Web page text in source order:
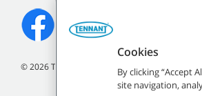
©2026Tennant Company. Tutti i diritti
Cookies
By clicking “Accept
site navigation,